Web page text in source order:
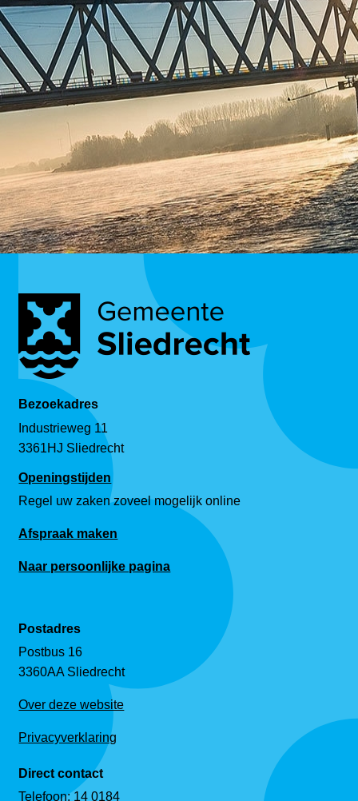
Bezoekadres
Industrieweg 11
3361HJ Sliedrecht
Openingstijden
Regel uw zaken zoveel mogelijk online
Afspraak maken
Naar persoonlijke pagina
Postadres
Postbus 16
3360AA Sliedrecht
Over deze website
Privacyverklaring
Direct contact
Telefoon:14 0184